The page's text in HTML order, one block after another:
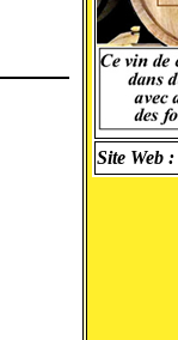
Site Web :